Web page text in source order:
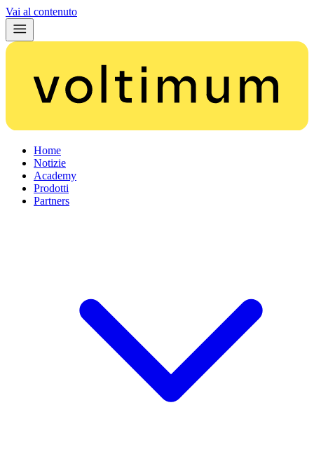
Vai al contenuto
Home
Notizie
Academy
Prodotti
Partners